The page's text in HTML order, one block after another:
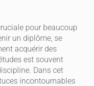
pour beaucoup
un diplôme, se
acquérir des
est souvent
Dans cet
incontournables